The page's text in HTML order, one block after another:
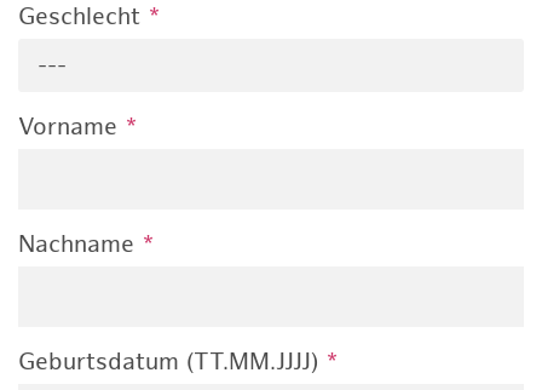
Geschlecht *
---
Vorname *
Nachname *
Geburtsdatum (TT.MM.JJJJ) *